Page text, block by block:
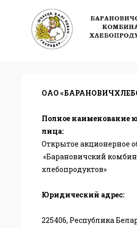
ОАО
Полное наименование
лица:
Открытое акционерное
«Барановичский
хлебопродуктов»
Юридический адрес:
225406, Республика